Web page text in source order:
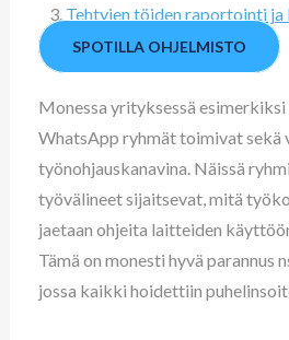
Tehtyjen töiden raportointi ja
SPOTILLA OHJELMISTO
Monessa yrityksessä
WhatsApp ryhmät toimivat sekä
työnohjauskanavina. Näissä
työvälineet sijaitsevat, mitä
jaetaan ohjeita laitteiden
Tämä on monesti hyvä parannus
jossa kaikki hoidettiin